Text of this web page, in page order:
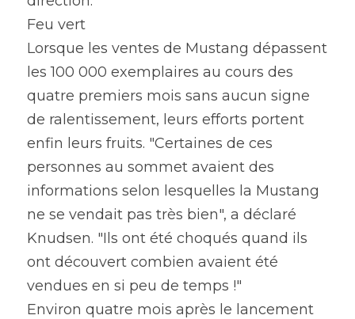
Feu vert
Lorsque les ventes de Mustang dépassent
les 100 000 exemplaires au cours des
quatre premiers mois sans aucun signe
de ralentissement, leurs efforts portent
enfin leurs fruits. "Certaines de ces
personnes au sommet avaient des
informations selon lesquelles la Mustang
ne se vendait pas très bien", a déclaré
Knudsen. "Ils ont été choqués quand ils
ont découvert combien avaient été
vendues en si peu de temps !"
Environ quatre mois après le lancement